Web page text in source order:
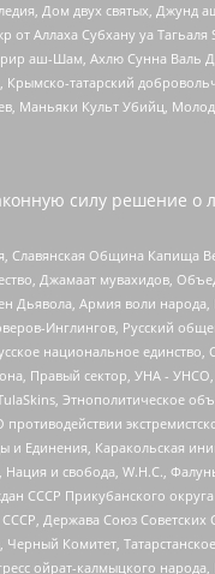
Дом двух святых, Джунд
Аллаха Субхану уа
аш-Шам, Ахлю Сунна Валь
Крымско-татарский
Маньяки Культ Убийц,
силу решение о
Славянская Община Капища
Джамаат мувахидов,
Дьявола, Армия воли
Инглингов, Русский
национальное единство,
Правый сектор, УНА - УНСО,
Этнополитическое
Единения, Каракольская
Нация и свобода, W.H.С.,
Прикубанского округа
Держава Союз Советских
Комитет,
ойрат-калмыцкого